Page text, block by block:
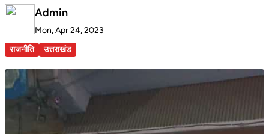
Admin
Mon, Apr 24, 2023
राजनीति
उत्तराखंड